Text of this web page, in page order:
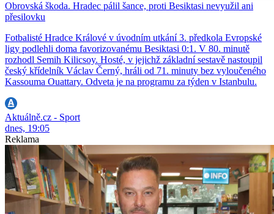
Obrovská škoda. Hradec pálil šance, proti Besiktasi nevyužil ani
přesilovku
Fotbalisté Hradce Králové v úvodním utkání 3. předkola Evropské
ligy podlehli doma favorizovanému Besiktasi 0:1. V 80. minutě
rozhodl Semih Kilicsoy. Hosté, v jejichž základní sestavě nastoupil
český křídelník Václav Černý, hráli od 71. minuty bez vyloučeného
Kassouma Ouattary. Odveta je na programu za týden v Istanbulu.
Aktuálně.cz - Sport
dnes, 19:05
Reklama